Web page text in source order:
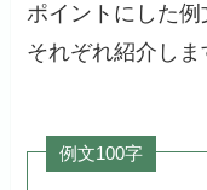
ポイントにした
それぞれ紹介しま
例文100字